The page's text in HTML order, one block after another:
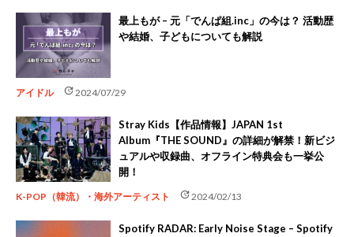
最上もが – 元「でんぱ組.inc」の今は？ 活動歴
や結婚、子どもについても解説
アイドル update2024/07/29
Stray Kids【作品情報】JAPAN 1st
Album『THE SOUND』の詳細が解禁！新ビジ
ュアルや収録曲、オフライン特典会も一挙公
開！
K-POP（韓流）・海外アーティスト update2024/02/13
Spotify RADAR: Early Noise Stage – Spotify